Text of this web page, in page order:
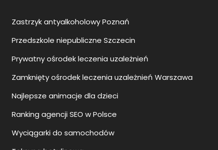
Zastrzyk antyalkoholowy Poznań
Przedszkole niepubliczne Szczecin
Prywatny ośrodek leczenia uzależnień
Zamknięty ośrodek leczenia uzależnień Warszawa
Najlepsze animacje dla dzieci
Ranking agencji SEO w Polsce
Wyciągarki do samochodów